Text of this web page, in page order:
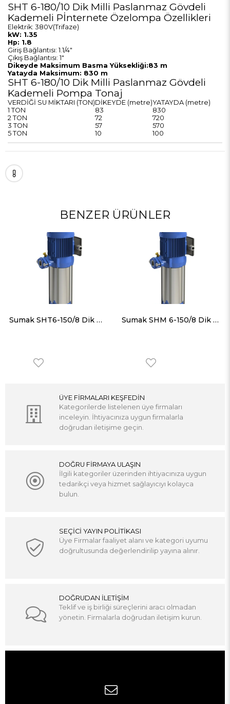
SHT 6-180/10 Dik Milli Paslanmaz Gövdeli
Kademeli Pİnternete Özelompa Özellikleri
Elektrik: 380V(Trifaze)
kW: 1.35
Hp: 1.8
Giriş Bağlantısı: 1.1/4"
Çıkış Bağlantısı: 1"
Dikeyde Maksimum Basma Yüksekliği:83 m
Yatayda Maksimum: 830 m
SHT 6-180/10 Dik Milli Paslanmaz Gövdeli
Kademeli Pompa Tonaj
VERDİĞİ SU MİKTARI (TON)DİKEYDE (metre)YATAYDA (metre)
1 TON
83
830
2 TON
72
720
3 TON
57
570
5 TON
10 100
BENZER ÜRÜNLER
Sumak SHT6-150/8 Dik Milli Paslanmaz Gövdeli Kademeli Pompa Sumak SHM 6-150/8 Dik Milli Paslanmaz Gövdeli Kademeli Pompa
ÜYE FİRMALARI KEŞFEDİN
Kategorilerde listelenen üye firmaları
inceleyin. İhtiyacınıza uygun firmalarla
doğrudan iletişime geçin.
DOĞRU FİRMAYA ULAŞIN
İlgili kategoriler üzerinden ihtiyacınıza uygun
tedarikçi veya hizmet sağlayıcıyı kolayca
bulun.
SEÇİCİ YAYIN POLİTİKASI
Üye Firmalar faaliyet alanı ve kategori uyumu
doğrultusunda değerlendirilip yayına alınır.
DOĞRUDAN İLETİŞİM
Teklif ve iş birliği süreçlerini aracı olmadan
yönetin. Firmalarla doğrudan iletişim kurun.